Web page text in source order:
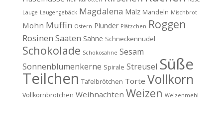
Lauge Laugengebäck Magdalena Malz Mandeln Mischbrot
Mohn Muffin Ostern Plunder Plätzchen Roggen
Rosinen Saaten Sahne Schneckennudel
Schokolade Schokosahne Sesam
Sonnenblumenkerne Spirale Streusel Süße
Teilchen Tafelbrötchen Torte Vollkorn
Vollkornbrötchen Weihnachten Weizen Weizenmehl